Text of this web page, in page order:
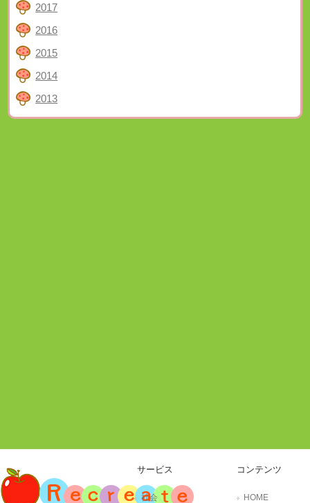
2017
2016
2015
2014
2013
サービス
社会
コンテンツ
HOME